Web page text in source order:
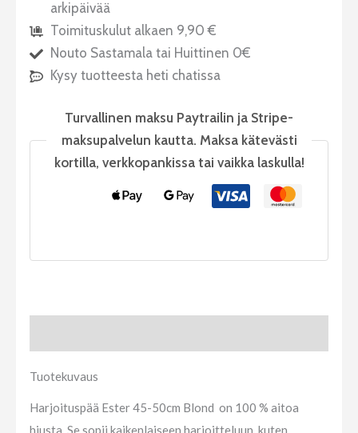
arkipäivää
Toimituskulut alkaen 9,90 €
Nouto Sastamala tai Huittinen 0€
Kysy tuotteesta heti chatissa
Turvallinen maksu Paytrailin ja Stripe-
maksupalvelun kautta. Maksa kätevästi
kortilla, verkkopankissa tai vaikka laskulla!
Tuotekuvaus
Harjoituspää Ester 45-50cm Blond on 100 % aitoa
hiusta. Se sopii kaikenlaiseen harjoitteluun, kuten